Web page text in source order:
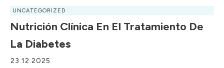
UNCATEGORIZED
Nutrición Clínica En El Tratamiento De
La Diabetes
23.12.2025